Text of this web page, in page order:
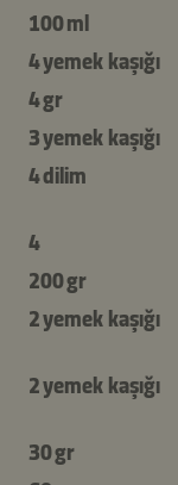
100 ml
4 yemek kaşığı
4 gr
3 yemek kaşığı
4 dilim
4
200 gr
2 yemek kaşığı
2 yemek kaşığı
30 gr